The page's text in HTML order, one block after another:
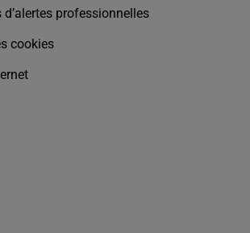
professionnelles
cookies